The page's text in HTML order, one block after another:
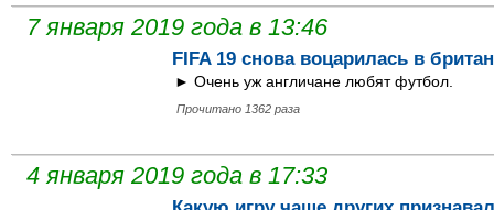
7 января 2019 года в 13:46
FIFA 19 снова воцарилась в
► Очень уж англичане любят футбол.
Прочитано 1362 раза
4 января 2019 года в 17:33